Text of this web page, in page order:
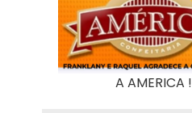
A AMERICA !